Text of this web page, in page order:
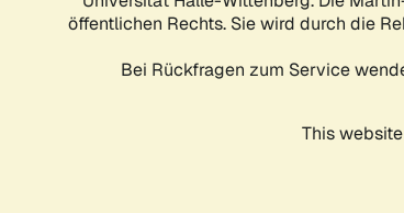
öffentlichen Rechts. Sie wird durch die
Bei Rückfragen zum Service
This